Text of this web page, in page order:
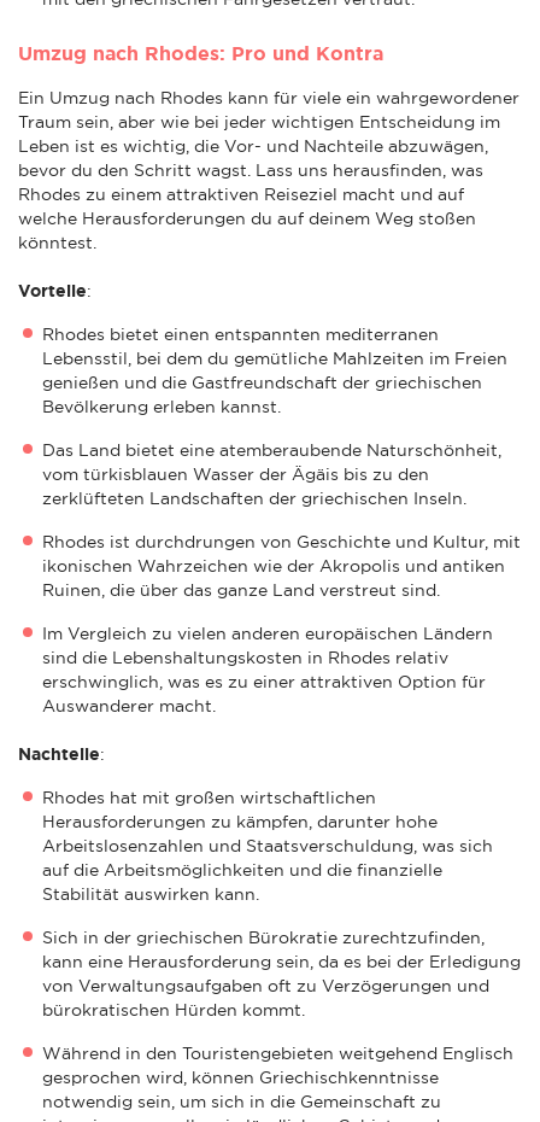
Umzug nach Rhodes: Pro und Kontra
Ein Umzug nach Rhodes kann für viele ein wahrgewordener
Traum sein, aber wie bei jeder wichtigen Entscheidung im
Leben ist es wichtig, die Vor- und Nachteile abzuwägen,
bevor du den Schritt wagst. Lass uns herausfinden, was
Rhodes zu einem attraktiven Reiseziel macht und auf
welche Herausforderungen du auf deinem Weg stoßen
könntest.
Vorteile:
Rhodes bietet einen entspannten mediterranen
Lebensstil, bei dem du gemütliche Mahlzeiten im Freien
genießen und die Gastfreundschaft der griechischen
Bevölkerung erleben kannst.
Das Land bietet eine atemberaubende Naturschönheit,
vom türkisblauen Wasser der Ägäis bis zu den
zerklüfteten Landschaften der griechischen Inseln.
Rhodes ist durchdrungen von Geschichte und Kultur, mit
ikonischen Wahrzeichen wie der Akropolis und antiken
Ruinen, die über das ganze Land verstreut sind.
Im Vergleich zu vielen anderen europäischen Ländern
sind die Lebenshaltungskosten in Rhodes relativ
erschwinglich, was es zu einer attraktiven Option für
Auswanderer macht.
Nachteile:
Rhodes hat mit großen wirtschaftlichen
Herausforderungen zu kämpfen, darunter hohe
Arbeitslosenzahlen und Staatsverschuldung, was sich
auf die Arbeitsmöglichkeiten und die finanzielle
Stabilität auswirken kann.
Sich in der griechischen Bürokratie zurechtzufinden,
kann eine Herausforderung sein, da es bei der Erledigung
von Verwaltungsaufgaben oft zu Verzögerungen und
bürokratischen Hürden kommt.
Während in den Touristengebieten weitgehend Englisch
gesprochen wird, können Griechischkenntnisse
notwendig sein, um sich in die Gemeinschaft zu